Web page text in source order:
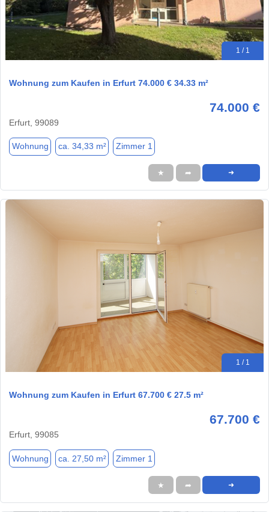
1 / 1
Wohnung zum Kaufen in Erfurt 74.000 € 34.33 m²
74.000 €
Erfurt, 99089
Wohnung ca. 34,33 m² Zimmer 1
★ ➦ ➜
1 / 1
Wohnung zum Kaufen in Erfurt 67.700 € 27.5 m²
67.700 €
Erfurt, 99085
Wohnung ca. 27,50 m² Zimmer 1
★ ➦ ➜